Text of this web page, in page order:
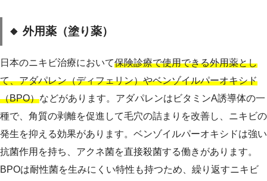
🔸 外用薬（塗り薬）
日本のニキビ治療において保険診療で使用できる外用薬とし
て、アダパレン（ディフェリン）やベンゾイルパーオキシド
（BPO）などがあります。アダパレンはビタミンA誘導体の一
種で、角質の剥離を促進して毛穴の詰まりを改善し、ニキビの
発生を抑える効果があります。ベンゾイルパーオキシドは強い
抗菌作用を持ち、アクネ菌を直接殺菌する働きがあります。
BPOは耐性菌を生みにくい特性も持つため、繰り返すニキビ